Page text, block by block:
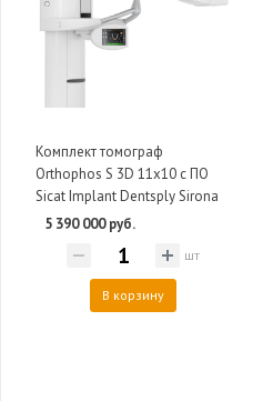
Комплект томограф
Orthophos S 3D 11x10 с ПО
Sicat Implant Dentsply Sirona
5 390 000 руб.
шт
В корзину